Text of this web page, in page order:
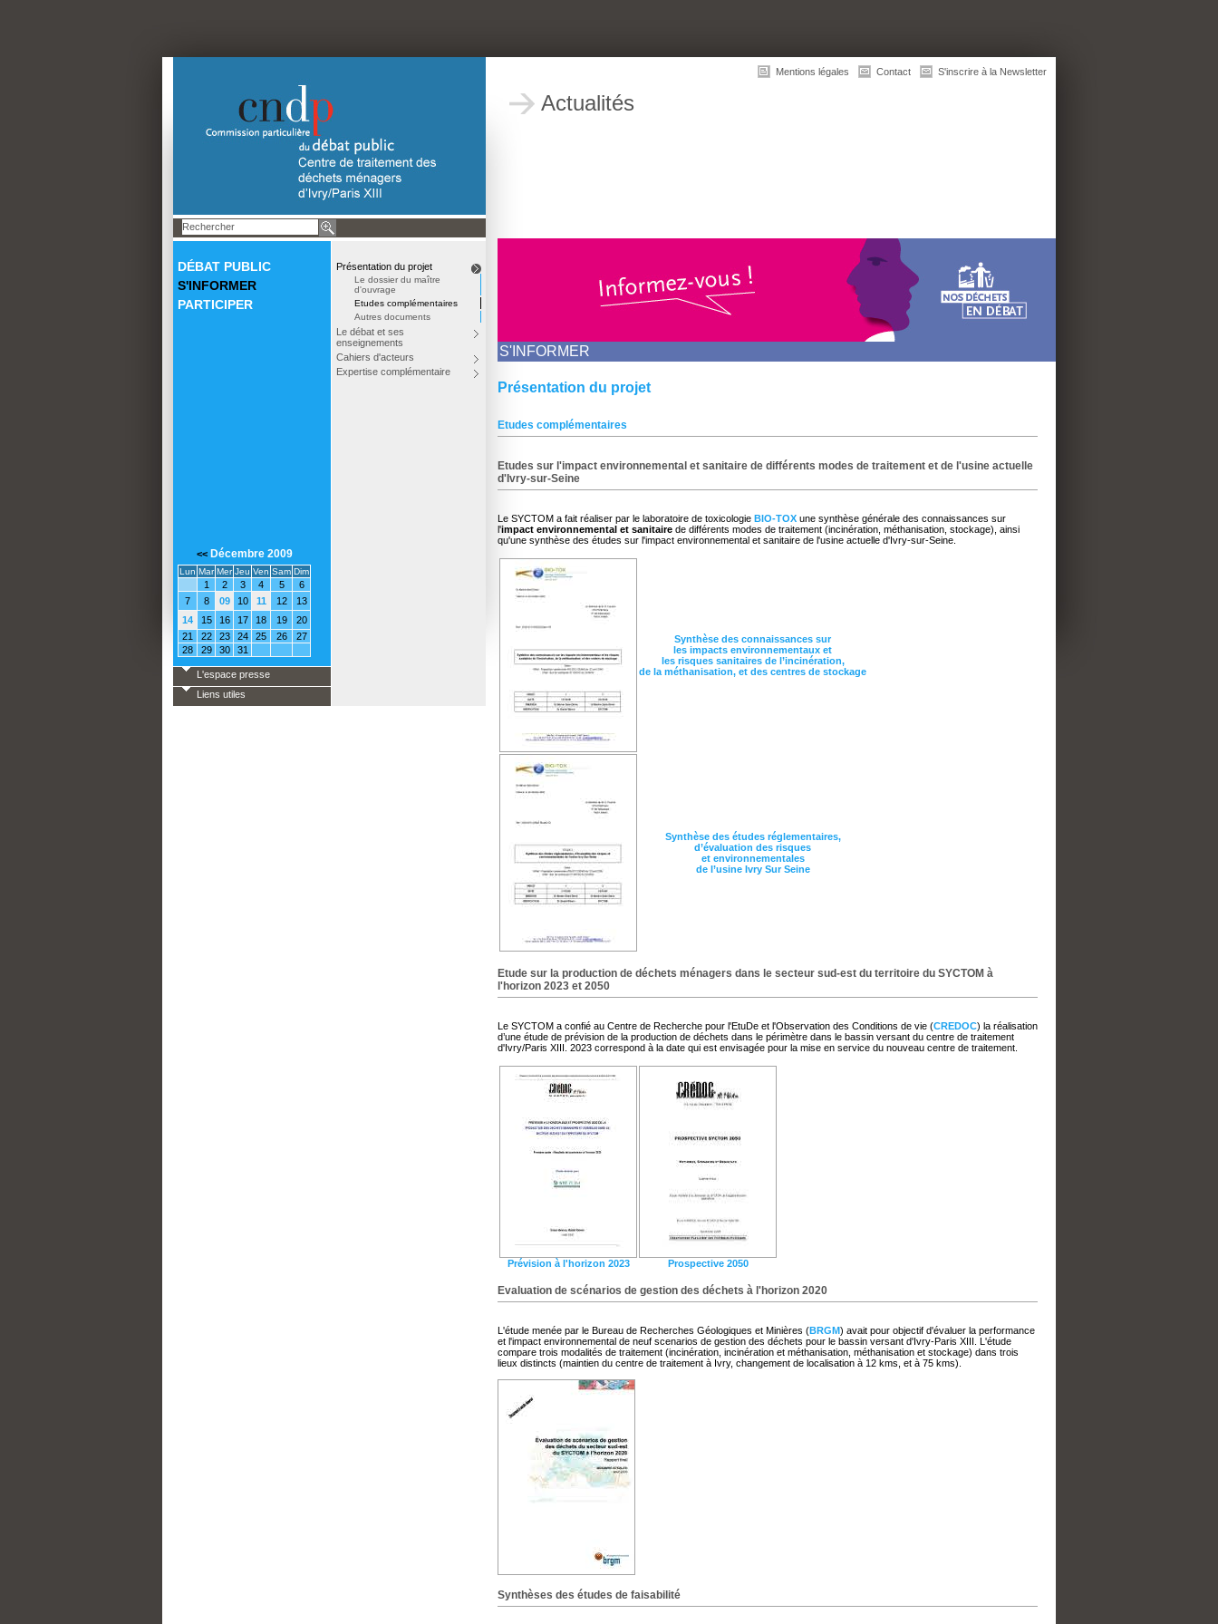
DÉBAT PUBLIC
S'INFORMER
PARTICIPER
<<Décembre 2009
Lun Mar Mer Jeu Ven Sam Dim
1 2 3 4 5
6
7
8 09 10 11 12
13
14
15 16 17 18 19
20
21
22 23 24 25 26
27
28
29 30 31
L'espace presse
Liens utiles
Présentation du projet
Le dossier du maître
d'ouvrage
Etudes complémentaires
Autres documents
Le débat et ses
enseignements
Cahiers d'acteurs
Expertise complémentaire
Mentions légales Contact S'inscrire à la Newsletter
Actualités
S'INFORMER
Présentation du projet
Etudes complémentaires
Etudes sur l'impact environnemental et sanitaire de différents modes de traitement et de l'usine actuelle
d'Ivry-sur-Seine
Le SYCTOM a fait réaliser par le laboratoire de toxicologie BIO-TOX une synthèse générale des connaissances sur
l'impact environnemental et sanitaire de différents modes de traitement (incinération, méthanisation, stockage), ainsi
qu'une synthèse des études sur l'impact environnemental et sanitaire de l'usine actuelle d'Ivry-sur-Seine.
Synthèse des connaissances sur
les impacts environnementaux et
les risques sanitaires de l’incinération,
de la méthanisation, et des centres de stockage
Synthèse des études réglementaires,
d’évaluation des risques
et environnementales
de l’usine Ivry Sur Seine
Etude sur la production de déchets ménagers dans le secteur sud-est du territoire du SYCTOM à
l'horizon 2023 et 2050
Le SYCTOM a confié au Centre de Recherche pour l'EtuDe et l'Observation des Conditions de vie (CREDOC) la réalisation
d’une étude de prévision de la production de déchets dans le périmètre dans le bassin versant du centre de traitement
d'Ivry/Paris XIII. 2023 correspond à la date qui est envisagée pour la mise en service du nouveau centre de traitement.
Prévision à l'horizon 2023 Prospective 2050
Evaluation de scénarios de gestion des déchets à l'horizon 2020
L'étude menée par le Bureau de Recherches Géologiques et Minières (BRGM) avait pour objectif d'évaluer la performance
et l'impact environnemental de neuf scenarios de gestion des déchets pour le bassin versant d'Ivry-Paris XIII. L'étude
compare trois modalités de traitement (incinération, incinération et méthanisation, méthanisation et stockage) dans trois
lieux distincts (maintien du centre de traitement à Ivry, changement de localisation à 12 kms, et à 75 kms).
Synthèses des études de faisabilité